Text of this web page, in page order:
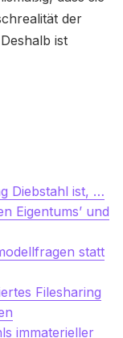
der
ist
Diebstahl ist, …
Eigentums’ und
statt
Filesharing
immaterieller